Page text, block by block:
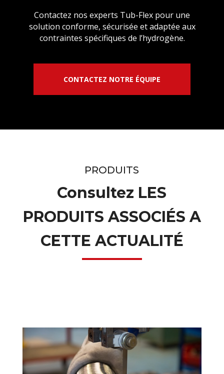
Contactez nos experts Tub-Flex pour une
solution conforme, sécurisée et adaptée aux
contraintes spécifiques de l’hydrogène.
CONTACTEZ NOTRE ÉQUIPE
PRODUITS
Consultez LES
PRODUITS ASSOCIÉS A
CETTE ACTUALITÉ